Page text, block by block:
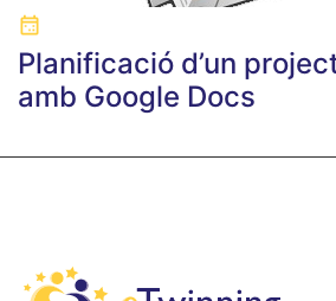
Planificació d’un
amb Google Docs